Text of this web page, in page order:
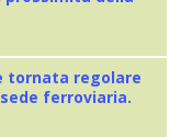
tornata regolare
ferroviaria.